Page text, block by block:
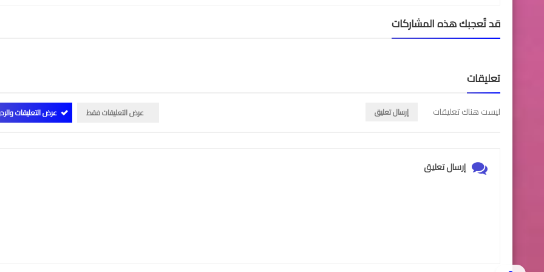
قد تُعجبك هذه المشاركات
تعليقات
ليست هناك تعليقات إرسال تعليق عرض التعليقات فقط عرض التعليقات
إرسال تعليق